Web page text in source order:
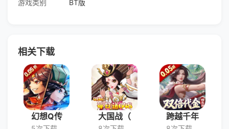
游戏类别 BT版
相关下载
幻想Q传 大国战（ 跨越千年